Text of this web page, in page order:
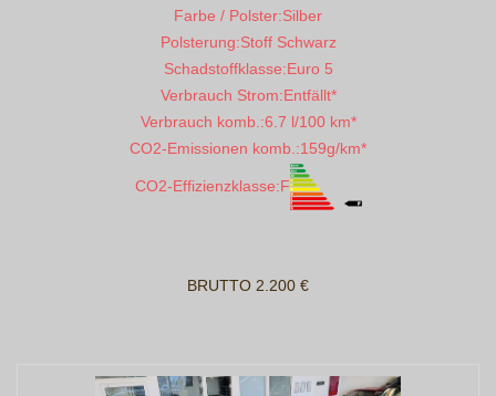
Farbe / Polster:Silber
Polsterung:Stoff Schwarz
Schadstoffklasse:Euro 5
Verbrauch Strom:Entfällt*
Verbrauch komb.:6.7 l/100 km*
CO2-Emissionen komb.:159g/km*
CO2-Effizienzklasse:F
BRUTTO 2.200 €